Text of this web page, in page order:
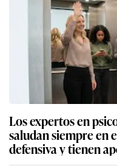
Los expertos en
saludan siempre en
defensiva y tienen